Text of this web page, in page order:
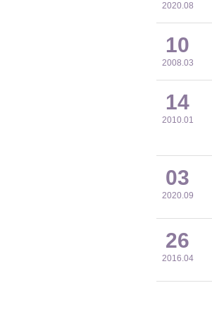
2020.08
10
2008.03
14
2010.01
03
2020.09
26
2016.04